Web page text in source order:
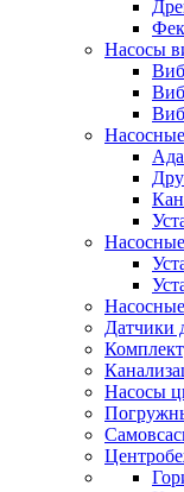
Насосы
Датчики
Насосы